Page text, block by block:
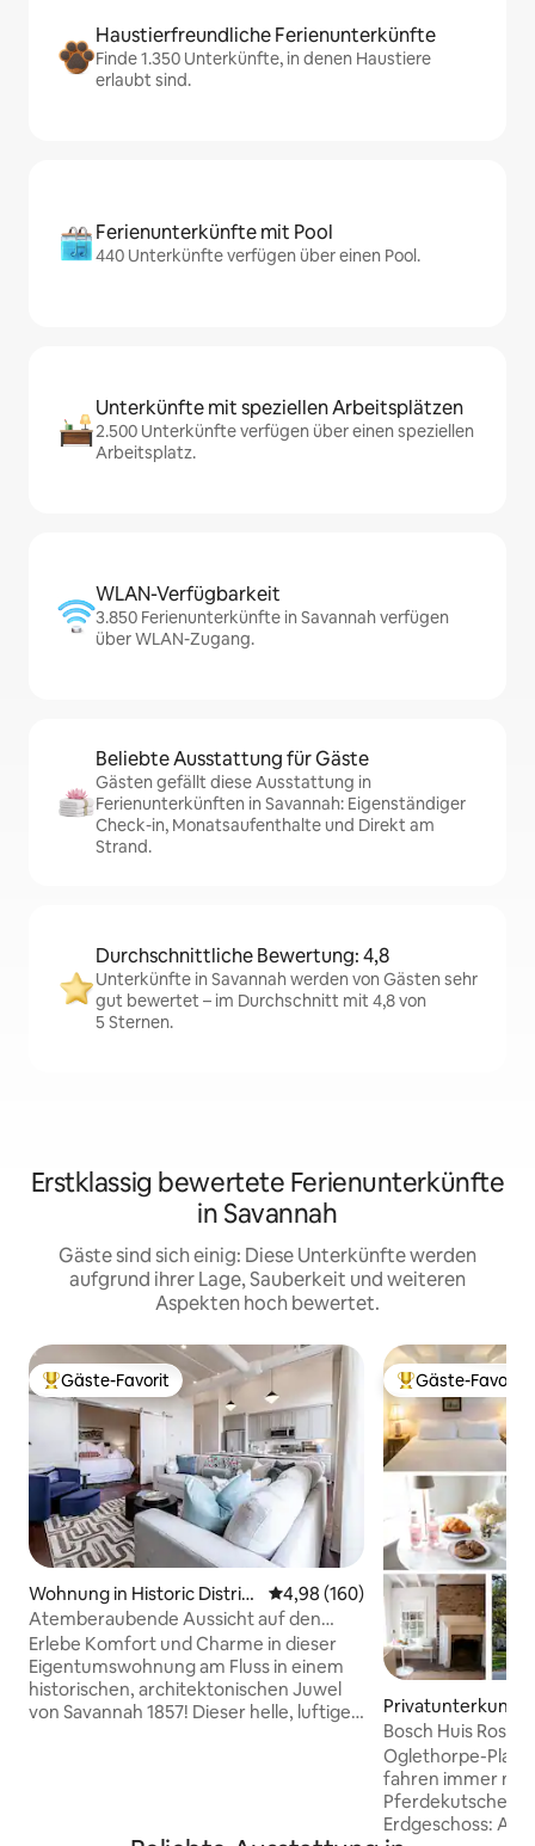
Haustierfreundliche Ferienunterkünfte
Finde 1.350 Unterkünfte, in denen Haustiere
erlaubt sind.
Ferienunterkünfte mit Pool
440 Unterkünfte verfügen über einen Pool.
Unterkünfte mit speziellen Arbeitsplätzen
2.500 Unterkünfte verfügen über einen speziellen
Arbeitsplatz.
WLAN-Verfügbarkeit
3.850 Ferienunterkünfte in Savannah verfügen
über WLAN-Zugang.
Beliebte Ausstattung für Gäste
Gästen gefällt diese Ausstattung in
Ferienunterkünften in Savannah: Eigenständiger
Check-in, Monatsaufenthalte und Direkt am
Strand.
Durchschnittliche Bewertung: 4,8
Unterkünfte in Savannah werden von Gästen sehr
gut bewertet – im Durchschnitt mit 4,8 von
5 Sternen.
Erstklassig bewertete Ferienunterkünfte
in Savannah
Gäste sind sich einig: Diese Unterkünfte werden
aufgrund ihrer Lage, Sauberkeit und weiteren
Aspekten hoch bewertet.
Beliebter Gäste-Favorit.
Gäste-Favorit
Wohnung in Historic District
- North
Durchschnittliche Bewertung:
4,98 (160)
Atemberaubende Aussicht auf den
Fluss in der Schönheit von 1857!
Erlebe Komfort und Charme in dieser
Eigentumswohnung am Fluss in einem
historischen, architektonischen Juwel
von Savannah 1857! Dieser helle, luftige
Beliebter Gäste-
Gäste-Favorit
Privatunterkunft
District - North
Bosch Huis Rosé:
Parkplatz
Oglethorpe-Platz,
fahren immer
Pferdekutschen vorbei. Die
Erdgeschoss: Als